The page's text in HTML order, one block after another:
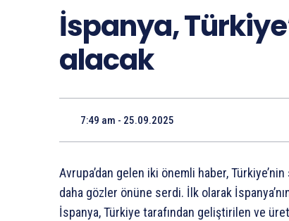
İspanya,
alacak
7:49 am - 25.09.2025
Avrupa’dan gelen iki önemli haber,
daha gözler önüne serdi. İlk olarak
İspanya, Türkiye tarafından geliştirilen ve